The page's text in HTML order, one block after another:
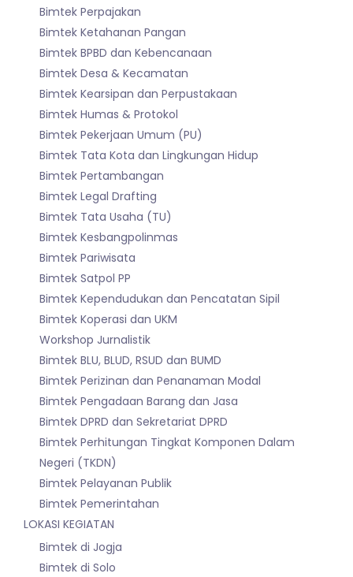
Bimtek Perpajakan
Bimtek Ketahanan Pangan
Bimtek BPBD dan Kebencanaan
Bimtek Desa & Kecamatan
Bimtek Kearsipan dan Perpustakaan
Bimtek Humas & Protokol
Bimtek Pekerjaan Umum (PU)
Bimtek Tata Kota dan Lingkungan Hidup
Bimtek Pertambangan
Bimtek Legal Drafting
Bimtek Tata Usaha (TU)
Bimtek Kesbangpolinmas
Bimtek Pariwisata
Bimtek Satpol PP
Bimtek Kependudukan dan Pencatatan Sipil
Bimtek Koperasi dan UKM
Workshop Jurnalistik
Bimtek BLU, BLUD, RSUD dan BUMD
Bimtek Perizinan dan Penanaman Modal
Bimtek Pengadaan Barang dan Jasa
Bimtek DPRD dan Sekretariat DPRD
Bimtek Perhitungan Tingkat Komponen Dalam
Negeri (TKDN)
Bimtek Pelayanan Publik
Bimtek Pemerintahan
LOKASI KEGIATAN
Bimtek di Jogja
Bimtek di Solo